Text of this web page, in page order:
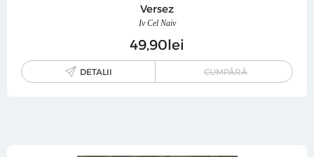
Versez
Iv Cel Naiv
4990lei
DETALII CUMPĂRĂ